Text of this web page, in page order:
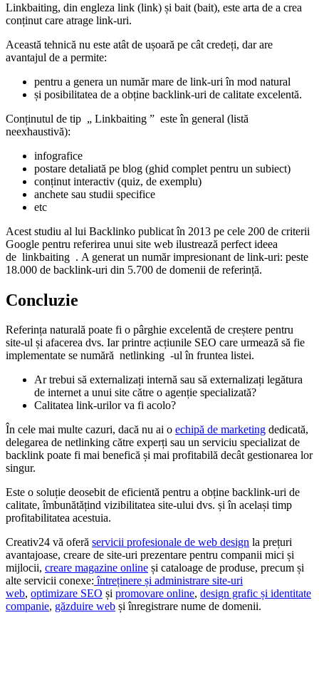
Linkbaiting, din engleza link (link) și bait (bait), este arta de a crea
conținut care atrage link-uri.
Această tehnică nu este atât de ușoară pe cât credeți, dar are
avantajul de a permite:
pentru a genera un număr mare de link-uri în mod natural
și posibilitatea de a obține backlink-uri de calitate excelentă.
Conținutul de tip „ Linkbaiting ” este în general (listă
neexhaustivă):
infografice
postare detaliată pe blog (ghid complet pentru un subiect)
conținut interactiv (quiz, de exemplu)
anchete sau studii specifice
etc
Acest studiu al lui Backlinko publicat în 2013 pe cele 200 de criterii
Google pentru referirea unui site web ilustrează perfect ideea
de linkbaiting . A generat un număr impresionant de link-uri: peste
18.000 de backlink-uri din 5.700 de domenii de referință.
Concluzie
Referința naturală poate fi o pârghie excelentă de creștere pentru
site-ul și afacerea dvs. Iar printre acțiunile SEO care urmează să fie
implementate se numără netlinking -ul în fruntea listei.
Ar trebui să externalizați internă sau să externalizați legătura
de internet a unui site către o agenție specializată?
Calitatea link-urilor va fi acolo?
În cele mai multe cazuri, dacă nu ai o echipă de marketing dedicată,
delegarea de netlinking către experți sau un serviciu specializat de
backlink poate fi mai benefică și mai profitabilă decât gestionarea lor
singur.
Este o soluție deosebit de eficientă pentru a obține backlink-uri de
calitate, îmbunătățind vizibilitatea site-ului dvs. și în același timp
profitabilitatea acestuia.
Creativ24 ​​vă oferă servicii profesionale de web design la prețuri
avantajoase, creare de site-uri prezentare pentru companii mici și
mijlocii, creare magazine online și cataloage de produse, precum și
alte servicii conexe: întreținere și administrare site-uri
web, optimizare SEO și promovare online, design grafic și identitate
companie, găzduire web și înregistrare nume de domenii.